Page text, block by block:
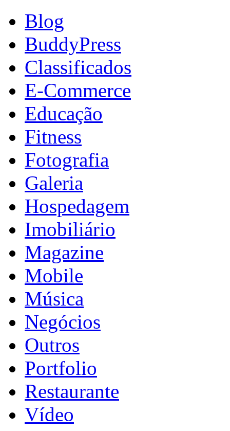
Blog
BuddyPress
Classificados
E-Commerce
Educação
Fitness
Fotografia
Galeria
Hospedagem
Imobiliário
Magazine
Mobile
Música
Negócios
Outros
Portfolio
Restaurante
Vídeo